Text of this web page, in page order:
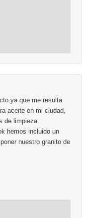
ya que me resulta
aceite en mi ciudad,
de limpieza.
hemos incluido un
nuestro granito de